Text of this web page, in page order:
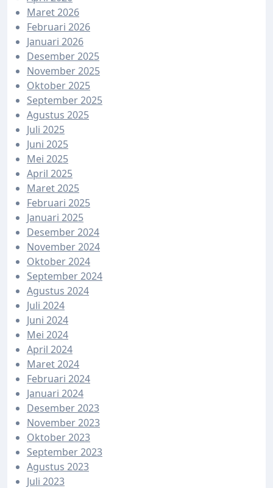
Maret 2026
Februari 2026
Januari 2026
Desember 2025
November 2025
Oktober 2025
September 2025
Agustus 2025
Juli 2025
Juni 2025
Mei 2025
April 2025
Maret 2025
Februari 2025
Januari 2025
Desember 2024
November 2024
Oktober 2024
September 2024
Agustus 2024
Juli 2024
Juni 2024
Mei 2024
April 2024
Maret 2024
Februari 2024
Januari 2024
Desember 2023
November 2023
Oktober 2023
September 2023
Agustus 2023
Juli 2023